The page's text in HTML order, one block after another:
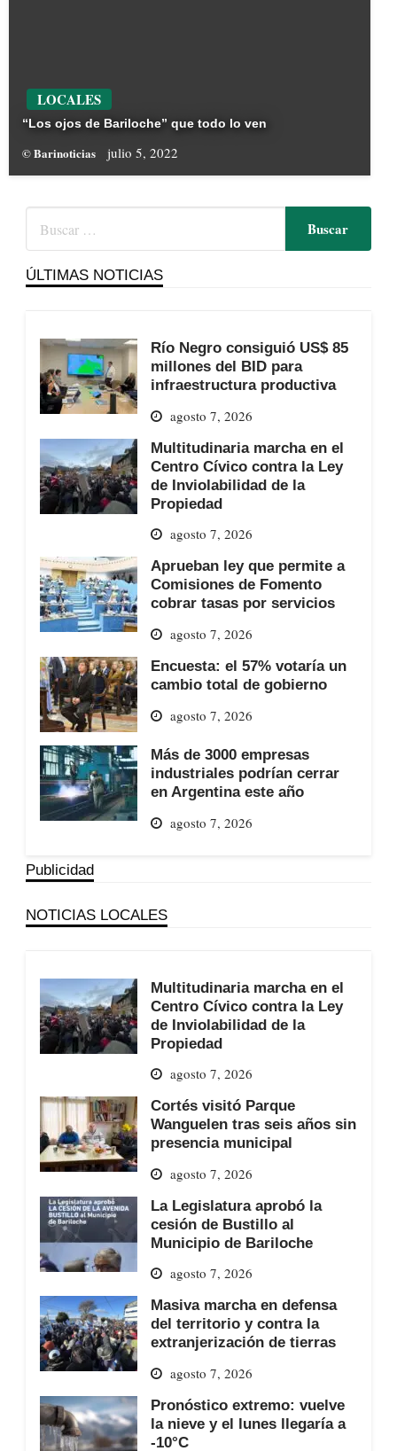
LOCALES
“Los ojos de Bariloche” que todo lo ven
© Barinoticias julio 5, 2022
ÚLTIMAS NOTICIAS
Río Negro consiguió US$ 85
millones del BID para
infraestructura productiva
agosto 7, 2026
Multitudinaria marcha en el
Centro Cívico contra la Ley
de Inviolabilidad de la
Propiedad
agosto 7, 2026
Aprueban ley que permite a
Comisiones de Fomento
cobrar tasas por servicios
agosto 7, 2026
Encuesta: el 57% votaría un
cambio total de gobierno
agosto 7, 2026
Más de 3000 empresas
industriales podrían cerrar
en Argentina este año
agosto 7, 2026
Publicidad
NOTICIAS LOCALES
Multitudinaria marcha en el
Centro Cívico contra la Ley
de Inviolabilidad de la
Propiedad
agosto 7, 2026
Cortés visitó Parque
Wanguelen tras seis años sin
presencia municipal
agosto 7, 2026
La Legislatura aprobó la
cesión de Bustillo al
Municipio de Bariloche
agosto 7, 2026
Masiva marcha en defensa
del territorio y contra la
extranjerización de tierras
agosto 7, 2026
Pronóstico extremo: vuelve
la nieve y el lunes llegaría a
-10°C